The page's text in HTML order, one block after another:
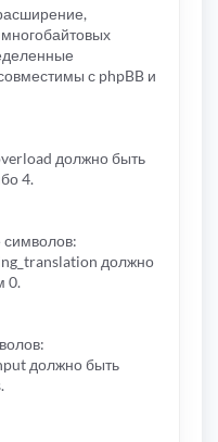
с phpBB и
должно быть
4.
символов:
должно
0.
должно быть